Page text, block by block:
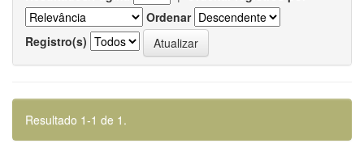
Ordenar
Registro(s)
Resultado 1-1 de 1.